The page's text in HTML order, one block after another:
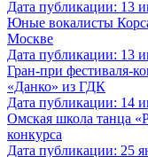
Дата публикации: 13
Юные вокалисты
Москве
Дата публикации: 13
Гран-при фестиваля-
«Данко» из ГДК
Дата публикации: 14
Омская школа танца
конкурса
Дата публикации: 25